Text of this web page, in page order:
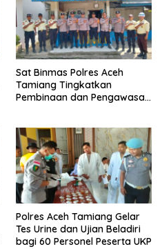
Sat Binmas Polres Aceh
Tamiang Tingkatkan
Pembinaan dan Pengawasan
Polres Aceh Tamiang Gelar
Tes Urine dan Ujian Beladiri
bagi 60 Personel Peserta UKP